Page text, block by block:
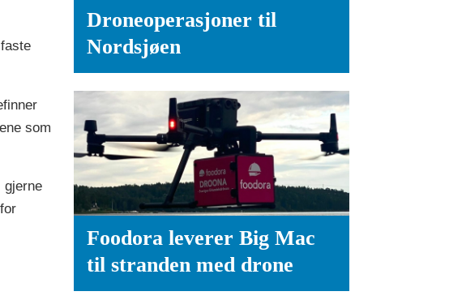
Droneoperasjoner til
Nordsjøen
Foodora leverer Big Mac
til stranden med drone
som
gjerne